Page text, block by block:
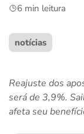
últimas
ferramentas
6 min leitura
notícias
Reajuste dos
será de 3,9%.
afeta seu